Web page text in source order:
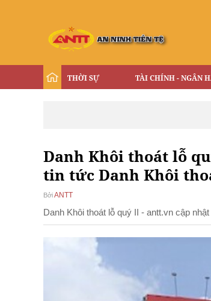
THỜI SỰ TÀI CHÍNH - NGÂN
Danh Khôi thoát lỗ
tin tức Danh Khôi
BởiANTT
Danh Khôi thoát lỗ quý II - antt.vn cập